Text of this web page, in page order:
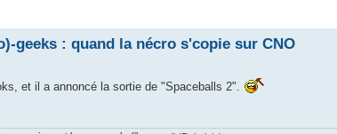
geeks : quand la nécro s'copie sur CNO
et il a annoncé la sortie de "Spaceballs 2".